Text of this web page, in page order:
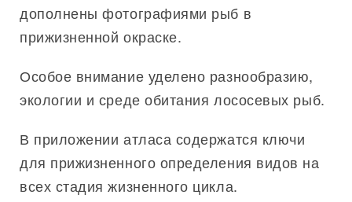
дополнены фотографиями рыб в
прижизненной окраске.
Особое внимание уделено разнообразию,
экологии и среде обитания лососевых рыб.
В приложении атласа содержатся ключи
для прижизненного определения видов на
всех стадия жизненного цикла.